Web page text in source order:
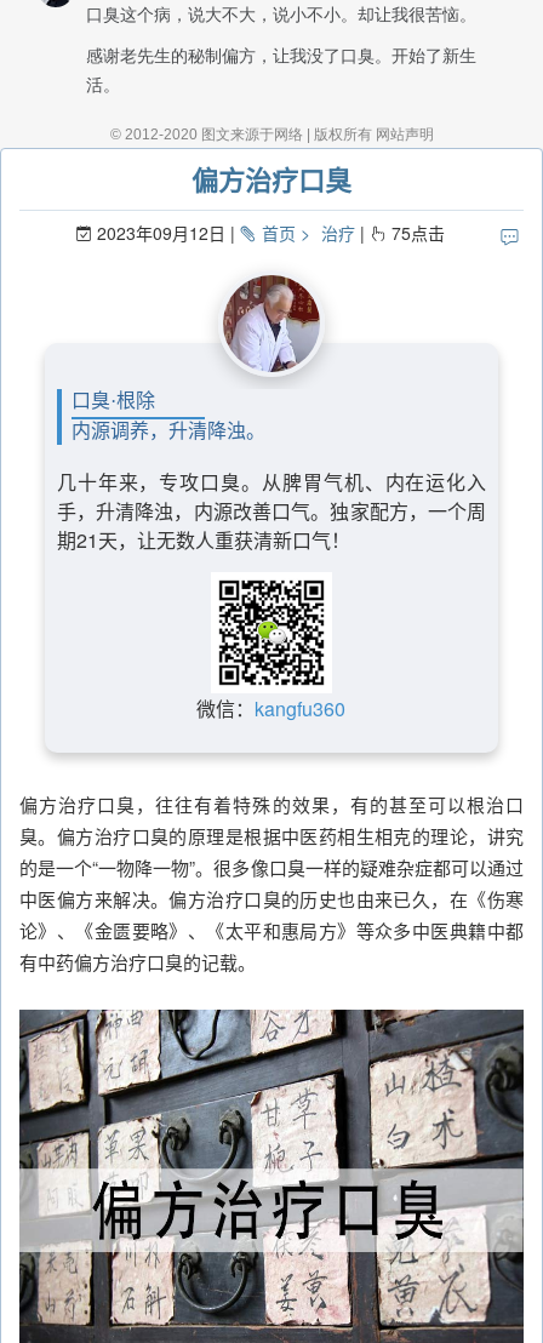
偏方治疗口臭
2023年09月12日 首页 治疗 75点击
口臭·根除
内源调养，升清降浊。
几十年来，专攻口臭。从脾胃气机、内在运化入
手，升清降浊，内源改善口气。独家配方，一个周
期21天，让无数人重获清新口气！
微信： kangfu360
偏方治疗口臭，往往有着特殊的效果，有的甚至可以根治口
臭。偏方治疗口臭的原理是根据中医药相生相克的理论，讲究
的是一个“一物降一物”。很多像口臭一样的疑难杂症都可以通过
中医偏方来解决。偏方治疗口臭的历史也由来已久，在《伤寒
论》、《金匮要略》、《太平和惠局方》等众多中医典籍中都
有中药偏方治疗口臭的记载。